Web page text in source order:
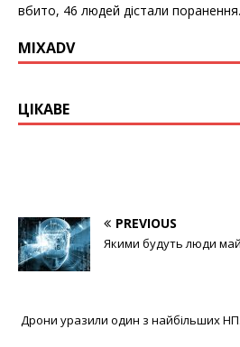
вбито, 46 людей дістали поранення.
MIXADV
ЦІКАВЕ
PREVIOUS
Якими будуть люди
Дрони уразили один з найбільших